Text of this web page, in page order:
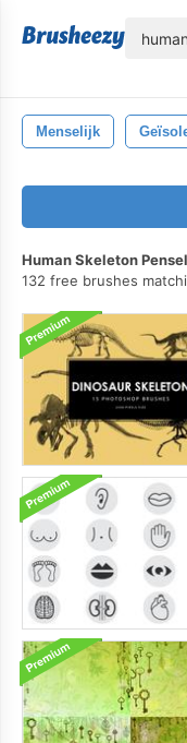
Menselijk
Human Skeleton
132 free brushes